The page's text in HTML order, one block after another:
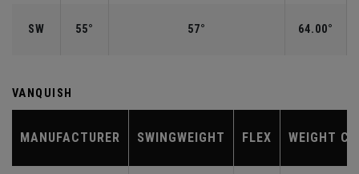
SW 55° 57° 64.00°
VANQUISH
MANUFACTURER SWINGWEIGHT FLEX WEIGHT